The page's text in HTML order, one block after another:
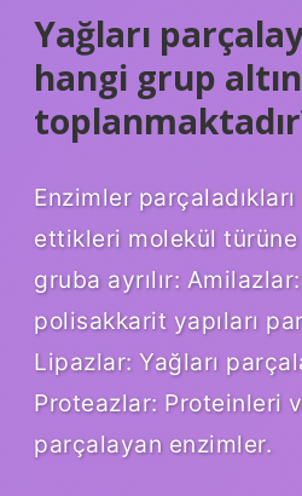
Yağları
hangi grup
Enzimler
ettikleri molekül
gruba ayrılır:
polisakkarit yapıları
Lipazlar: Yağları
Proteazlar: Proteinleri
parçalayan enzimler.